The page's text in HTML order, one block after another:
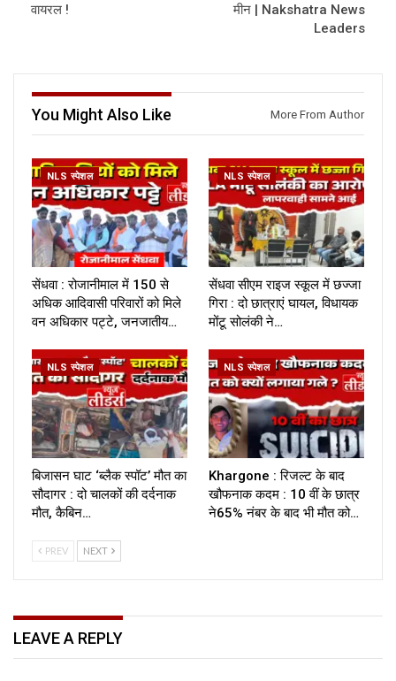
वायरल !
मीन | Nakshatra News
Leaders
You Might Also Like More From Author
NLS स्पेशल
सेंधवा : रोजानीमाल में 150 से
अधिक आदिवासी परिवारों को मिले
वन अधिकार पट्टे, जनजातीय…
NLS स्पेशल
सेंधवा सीएम राइज स्कूल में छज्जा
गिरा : दो छात्राएं घायल, विधायक
मोंटू सोलंकी ने…
NLS स्पेशल
बिजासन घाट ‘ब्लैक स्पॉट’ मौत का
सौदागर : दो चालकों की दर्दनाक
मौत, कैबिन…
NLS स्पेशल
Khargone : रिजल्ट के बाद
खौफनाक कदम : 10 वीं के छात्र
ने65% नंबर के बाद भी मौत को…
PREV NEXT
LEAVE A REPLY